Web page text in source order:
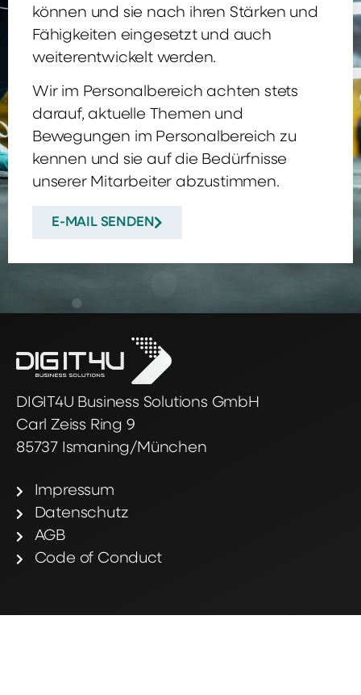
können und sie nach ihren Stärken und
Fähigkeiten eingesetzt und auch
weiterentwickelt werden.
Wir im Personalbereich achten stets
darauf, aktuelle Themen und
Bewegungen im Personalbereich zu
kennen und sie auf die Bedürfnisse
unserer Mitarbeiter abzustimmen.
E-MAIL SENDEN
DIGIT4U Business Solutions GmbH
Carl Zeiss Ring 9
85737 Ismaning/München
Impressum
Datenschutz
AGB
Code of Conduct